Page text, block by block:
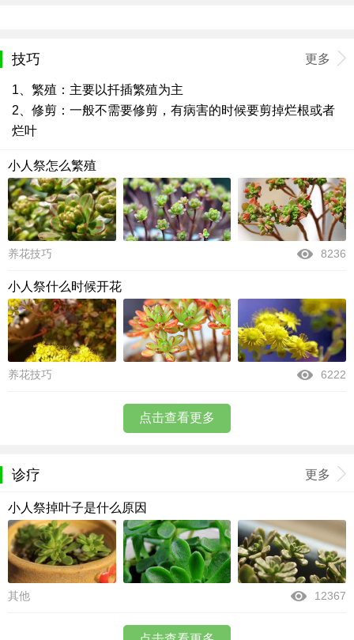
技巧 更多
1、繁殖：主要以扦插繁殖为主
2、修剪：一般不需要修剪，有病害的时候要剪掉烂根或者
烂叶
小人祭怎么繁殖
养花技巧 8236
小人祭什么时候开花
养花技巧 6222
点击查看更多
诊疗 更多
小人祭掉叶子是什么原因
其他 12367